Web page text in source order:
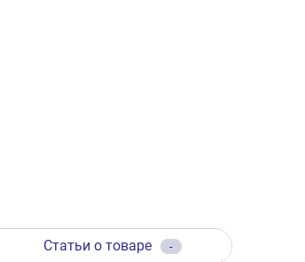
Статьи о товаре -